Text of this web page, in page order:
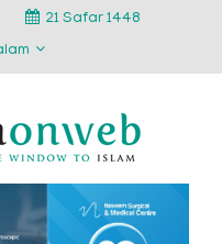
21 Safar 1448